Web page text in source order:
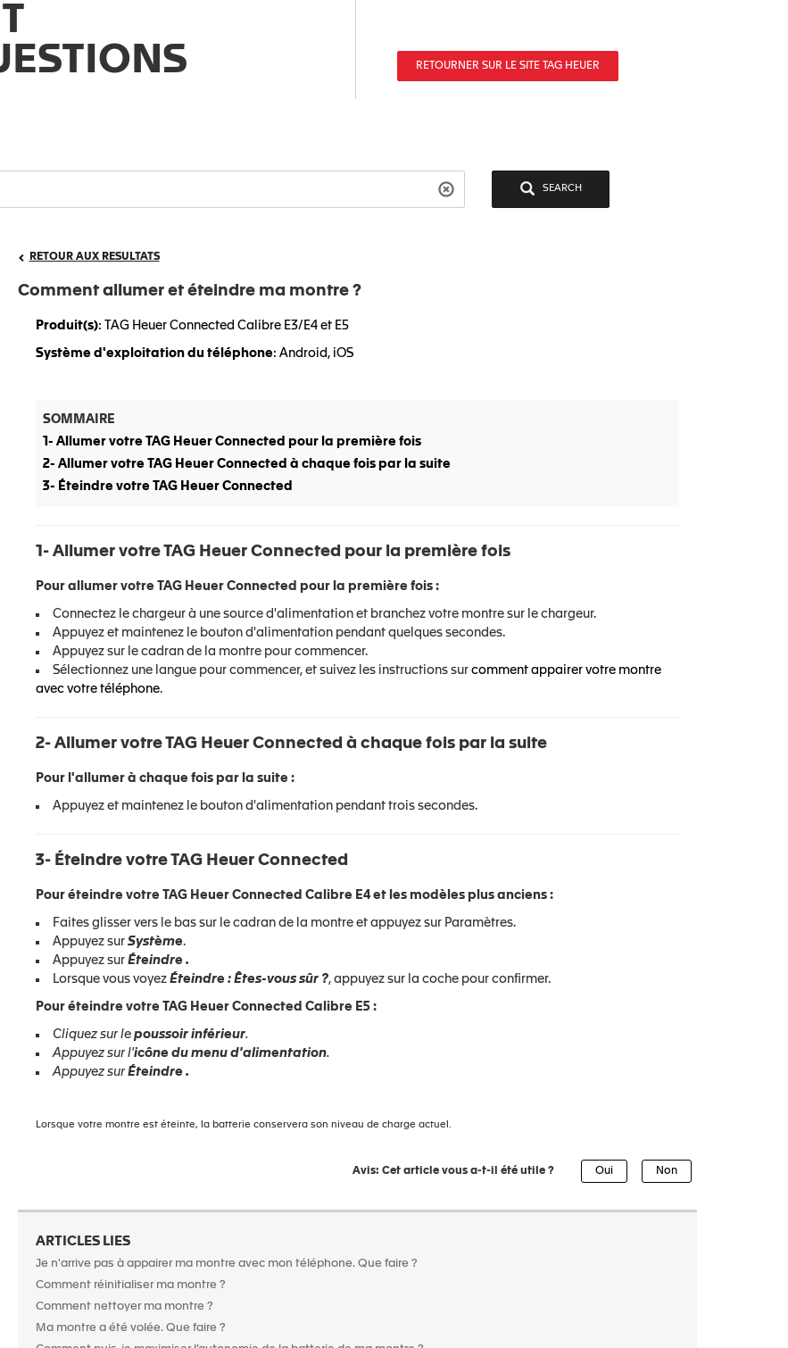
RETOURNER SUR LE SITE TAG HEUER
SEARCH
RETOUR AUX RESULTATS
Comment allumer et éteindre ma montre ?
Produit(s): TAG Heuer Connected Calibre E3/E4 et E5
Système d'exploitation du téléphone: Android, iOS
SOMMAIRE
1- Allumer votre TAG Heuer Connected pour la première fois
2- Allumer votre TAG Heuer Connected à chaque fois par la suite
3- Éteindre votre TAG Heuer Connected
1- Allumer votre TAG Heuer Connected pour la première fois
Pour allumer votre TAG Heuer Connected pour la première fois :
Connectez le chargeur à une source d'alimentation et branchez votre montre sur le chargeur.
Appuyez et maintenez le bouton d'alimentation pendant quelques secondes.
Appuyez sur le cadran de la montre pour commencer.
Sélectionnez une langue pour commencer, et suivez les instructions sur comment appairer votre montre
avec votre téléphone.
2- Allumer votre TAG Heuer Connected à chaque fois par la suite
Pour l'allumer à chaque fois par la suite :
Appuyez et maintenez le bouton d'alimentation pendant trois secondes.
3- Éteindre votre TAG Heuer Connected
Pour éteindre votre TAG Heuer Connected Calibre E4 et les modèles plus anciens :
Faites glisser vers le bas sur le cadran de la montre et appuyez sur Paramètres.
Appuyez sur Système.
Appuyez sur Éteindre .
Lorsque vous voyez Éteindre : Êtes-vous sûr ?, appuyez sur la coche pour confirmer.
Pour éteindre votre TAG Heuer Connected Calibre E5 :
Cliquez sur le poussoir inférieur.
Appuyez sur l'icône du menu d'alimentation.
Appuyez surÉteindre .
Lorsque votre montre est éteinte, la batterie conservera son niveau de charge actuel.
Avis: Cet article vous a-t-il été utile ?
ARTICLES LIES
Je n'arrive pas à appairer ma montre avec mon téléphone. Que faire ?
Comment réinitialiser ma montre ?
Comment nettoyer ma montre ?
Ma montre a été volée. Que faire ?